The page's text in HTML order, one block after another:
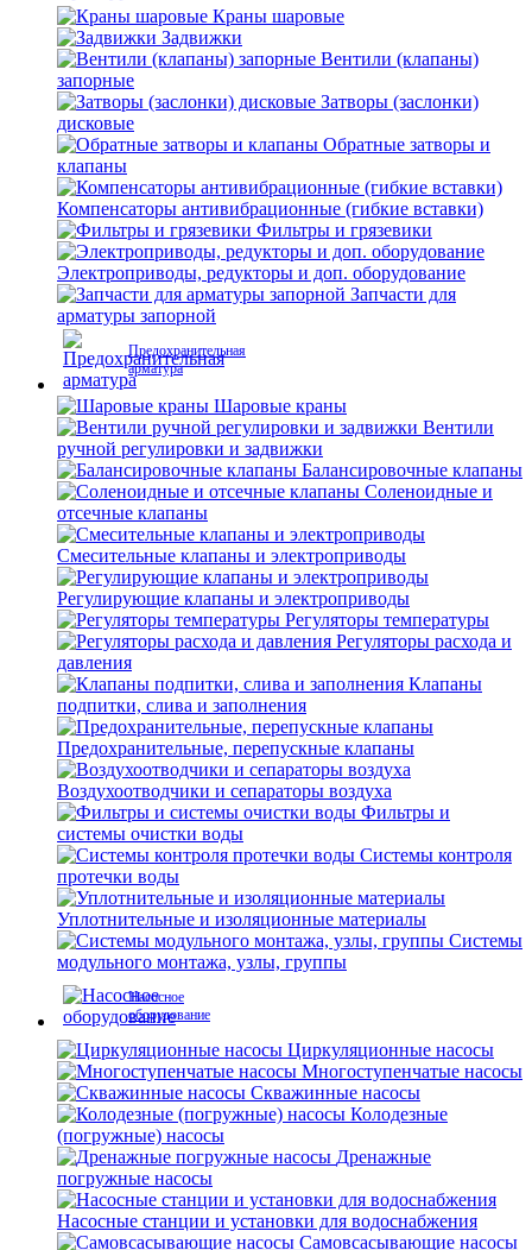
Краны шаровые
Задвижки
Вентили (клапаны)
запорные
Затворы (заслонки)
дисковые
Обратные затворы и
клапаны
Компенсаторы антивибрационные (гибкие вставки)
Фильтры и грязевики
Электроприводы, редукторы и доп. оборудование
Запчасти для
арматуры запорной
Предохранительная
арматура
Шаровые краны
Вентили
ручной регулировки и задвижки
Балансировочные клапаны
Соленоидные и
отсечные клапаны
Смесительные клапаны и электроприводы
Регулирующие клапаны и электроприводы
Регуляторы температуры
Регуляторы расхода и
давления
Клапаны
подпитки, слива и заполнения
Предохранительные, перепускные клапаны
Воздухоотводчики и сепараторы воздуха
Фильтры и
системы очистки воды
Системы контроля
протечки воды
Уплотнительные и изоляционные материалы
Системы
модульного монтажа, узлы, группы
Насосное
оборудование
Циркуляционные насосы
Многоступенчатые насосы
Скважинные насосы
Колодезные
(погружные) насосы
Дренажные
погружные насосы
Насосные станции и установки для водоснабжения
Самовсасывающие насосы